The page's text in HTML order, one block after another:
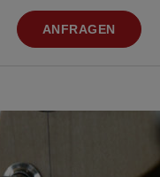
ANFRAGEN